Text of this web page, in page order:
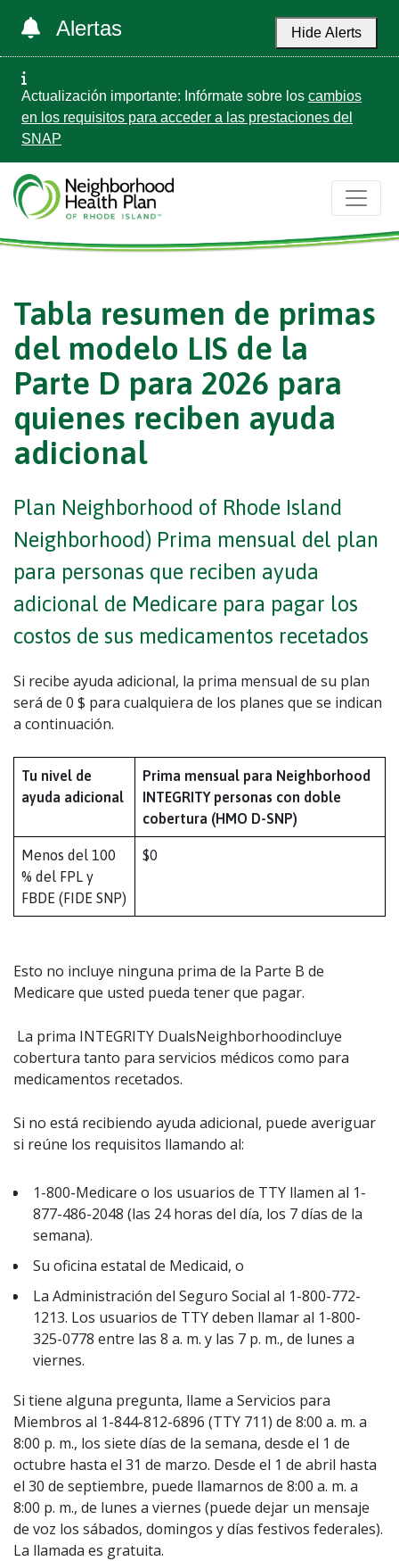
Alertas Hide Alerts
Actualización importante: Infórmate sobre los cambios
en los requisitos para acceder a las prestaciones del
SNAP
Tabla resumen de primas
del modelo LIS de la
Parte D para 2026 para
quienes reciben ayuda
adicional
Plan Neighborhood of Rhode Island
Neighborhood) Prima mensual del plan
para personas que reciben ayuda
adicional de Medicare para pagar los
costos de sus medicamentos recetados
Si recibe ayuda adicional, la prima mensual de su plan
será de 0 $ para cualquiera de los planes que se indican
a continuación.
Tu nivel de
ayuda adicional
Prima mensual para Neighborhood
INTEGRITY personas con doble
cobertura (HMO D-SNP)
Menos del 100
% del FPL y
FBDE (FIDE SNP)
$0
Esto no incluye ninguna prima de la Parte B de
Medicare que usted pueda tener que pagar.
La prima INTEGRITY DualsNeighborhoodincluye
cobertura tanto para servicios médicos como para
medicamentos recetados.
Si no está recibiendo ayuda adicional, puede averiguar
si reúne los requisitos llamando al:
1-800-Medicare o los usuarios de TTY llamen al 1-
877-486-2048 (las 24 horas del día, los 7 días de la
semana).
Su oficina estatal de Medicaid, o
La Administración del Seguro Social al 1-800-772-
1213. Los usuarios de TTY deben llamar al 1-800-
325-0778 entre las 8 a. m. y las 7 p. m., de lunes a
viernes.
Si tiene alguna pregunta, llame a Servicios para
Miembros al 1-844-812-6896 (TTY 711) de 8:00 a. m. a
8:00 p. m., los siete días de la semana, desde el 1 de
octubre hasta el 31 de marzo. Desde el 1 de abril hasta
el 30 de septiembre, puede llamarnos de 8:00 a. m. a
8:00 p. m., de lunes a viernes (puede dejar un mensaje
de voz los sábados, domingos y días festivos federales).
La llamada es gratuita.